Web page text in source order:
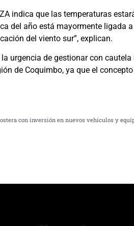
indica que las temperaturas
del año está mayormente
del viento sur”, explican.
urgencia de gestionar con
de Coquimbo, ya que el